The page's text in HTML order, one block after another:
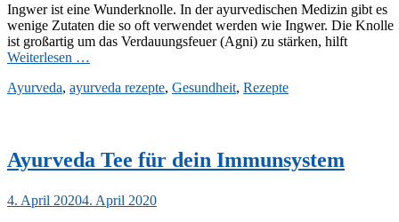
Ingwer ist eine Wunderknolle. In der ayurvedischen Medizin gibt es
wenige Zutaten die so oft verwendet werden wie Ingwer. Die Knolle
ist großartig um das Verdauungsfeuer (Agni) zu stärken, hilft
Weiterlesen …
Kategorien
Ayurveda, ayurveda rezepte, Gesundheit, Rezepte
Ayurveda Tee für dein Immunsystem
Veröffentlicht
4. April 20204. April 2020